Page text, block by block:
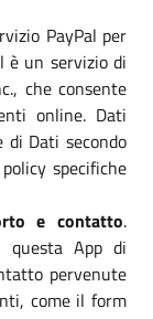
PayPal per
è un servizio di
che consente
online. Dati
di Dati secondo
specifiche
e contatto.
App di
pervenute
come il form